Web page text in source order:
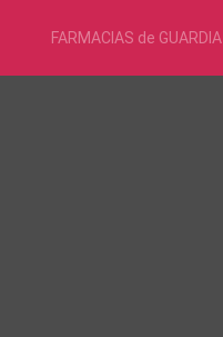
FARMACIAS de GUARDIA